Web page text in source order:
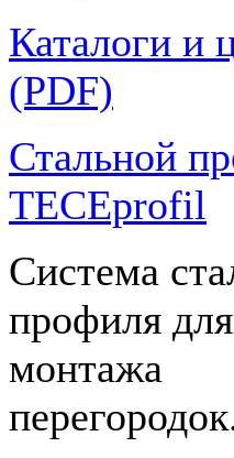
Каталоги и
(PDF)
Стальной
TECEprofil
Система
профиля для
монтажа